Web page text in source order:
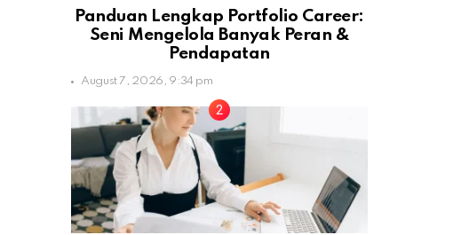
Panduan Lengkap Portfolio Career:
Seni Mengelola Banyak Peran &
Pendapatan
August 7, 2026, 9:34 pm